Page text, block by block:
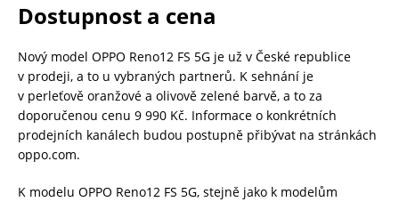
Dostupnost a cena
Nový model OPPO Reno12 FS 5G je už v České republice
v prodeji, a to u vybraných partnerů. K sehnání je
v perleťově oranžové a olivově zelené barvě, a to za
doporučenou cenu 9 990 Kč. Informace o konkrétních
prodejních kanálech budou postupně přibývat na stránkách
oppo.com.
K modelu OPPO Reno12 FS 5G, stejně jako k modelům